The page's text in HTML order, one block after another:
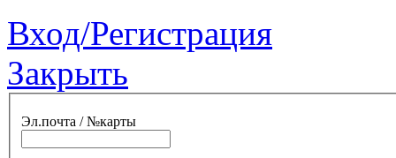
Вход/Регистрация
Закрыть
Эл.почта / №карты